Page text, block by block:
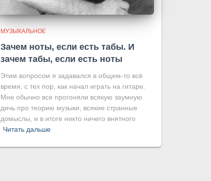
МУЗЫКАЛЬНОЕ
Зачем ноты, если есть табы. И
зачем табы, если есть ноты
Этим вопросом я задавался в общем-то всё
время, с тех пор, как начал играть на гитаре.
Мне обычно все прогоняли всякую заумную
дичь про теорию музыки, всякие странные
домыслы, и в итоге никто ничего внятного
Читать дальше